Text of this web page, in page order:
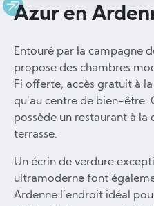
Azur en
Entouré par la campagne
propose des chambres
Fi offerte, accès gratuit à
qu’au centre de bien-être.
possède un restaurant à la
terrasse.
Un écrin de verdure
ultramoderne font
Ardenne l’endroit idéal